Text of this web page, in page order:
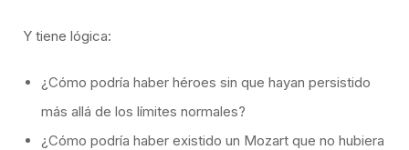
Y tiene lógica:
¿Cómo podría haber héroes sin que hayan persistido
más allá de los límites normales?
¿Cómo podría haber existido un Mozart que no hubiera